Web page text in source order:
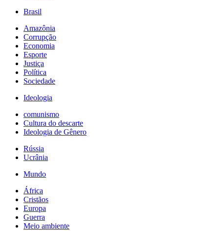
Brasil
Amazônia
Corrupção
Economia
Esporte
Justiça
Política
Sociedade
Ideologia
comunismo
Cultura do descarte
Ideologia de Gênero
Rússia
Ucrânia
Mundo
África
Cristãos
Europa
Guerra
Meio ambiente